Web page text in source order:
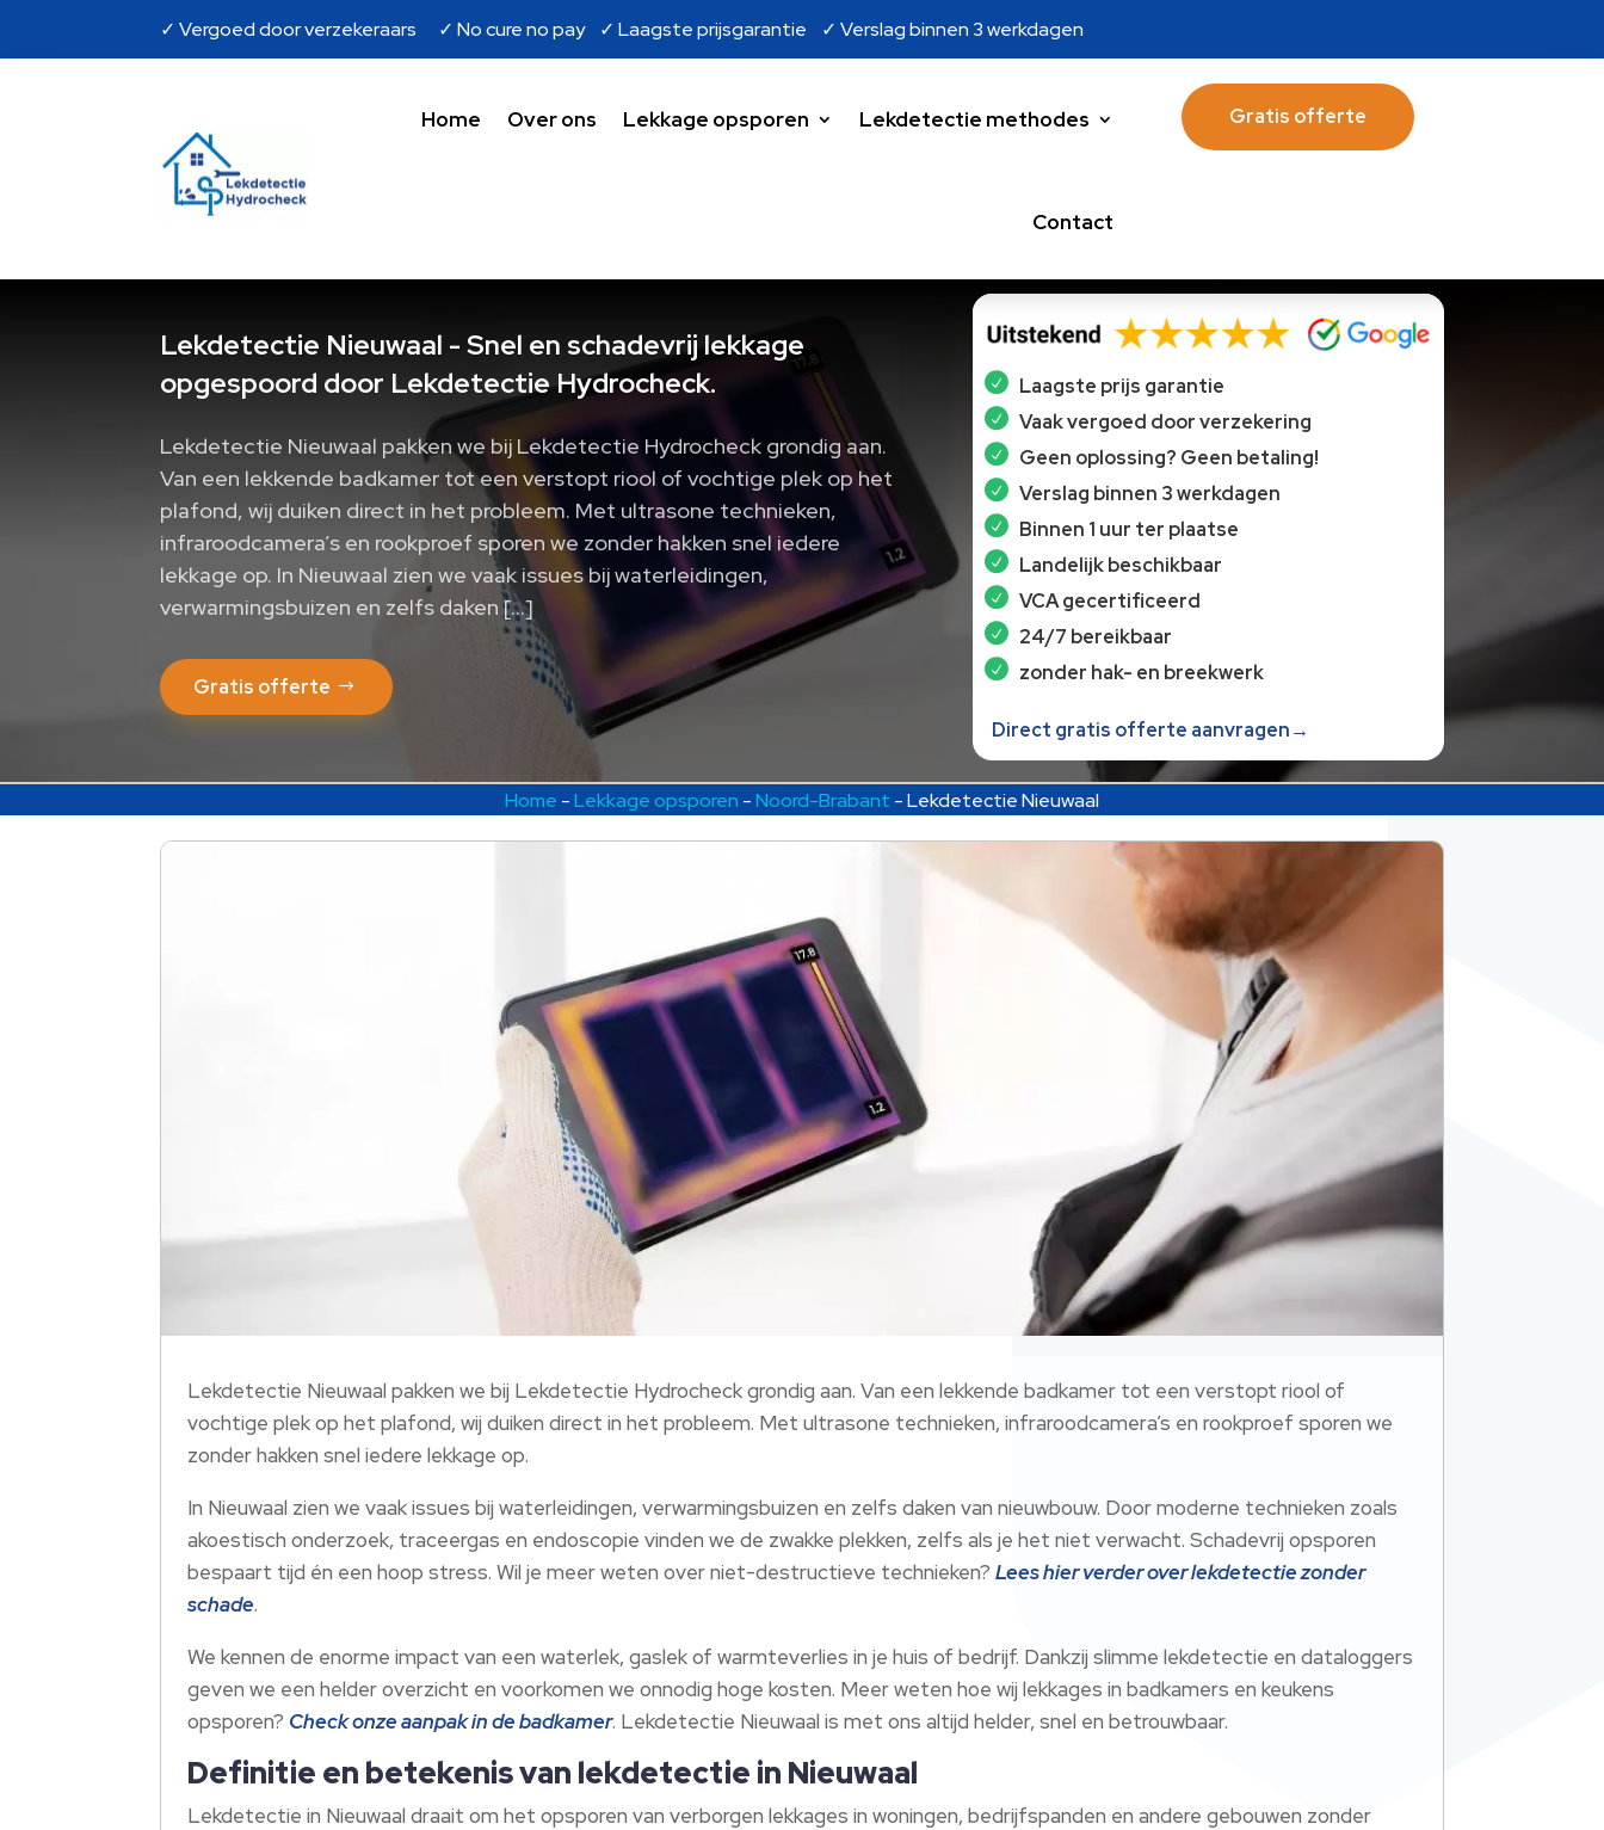
✓ Vergoed door verzekeraars ✓ No cure no pay ✓ Laagste prijsgarantie ✓ Verslag binnen 3 werkdagen
Home Over ons Lekkage opsporen Lekdetectie methodes
Contact
Gratis offerte
Lekdetectie Nieuwaal - Snel en schadevrij lekkage
opgespoord door Lekdetectie Hydrocheck.
Lekdetectie Nieuwaal pakken we bij Lekdetectie Hydrocheck grondig aan.
Van een lekkende badkamer tot een verstopt riool of vochtige plek op het
plafond, wij duiken direct in het probleem. Met ultrasone technieken,
infraroodcamera’s en rookproef sporen we zonder hakken snel iedere
lekkage op. In Nieuwaal zien we vaak issues bij waterleidingen,
verwarmingsbuizen en zelfs daken […]
Gratis offerte
Laagste prijs garantie
Vaak vergoed door verzekering
Geen oplossing? Geen betaling!
Verslag binnen 3 werkdagen
Binnen 1 uur ter plaatse
Landelijk beschikbaar
VCA gecertificeerd
24/7 bereikbaar
zonder hak- en breekwerk
Direct gratis offerte aanvragen→
Home -Lekkage opsporen -Noord-Brabant -Lekdetectie Nieuwaal
Lekdetectie Nieuwaal pakken we bij Lekdetectie Hydrocheck grondig aan. Van een lekkende badkamer tot een verstopt riool of
vochtige plek op het plafond, wij duiken direct in het probleem. Met ultrasone technieken, infraroodcamera’s en rookproef sporen we
zonder hakken snel iedere lekkage op.
In Nieuwaal zien we vaak issues bij waterleidingen, verwarmingsbuizen en zelfs daken van nieuwbouw. Door moderne technieken zoals
akoestisch onderzoek, traceergas en endoscopie vinden we de zwakke plekken, zelfs als je het niet verwacht. Schadevrij opsporen
bespaart tijd én een hoop stress. Wil je meer weten over niet-destructieve technieken?Lees hier verder over lekdetectie zonder
schade.
We kennen de enorme impact van een waterlek, gaslek of warmteverlies in je huis of bedrijf. Dankzij slimme lekdetectie en dataloggers
geven we een helder overzicht en voorkomen we onnodig hoge kosten. Meer weten hoe wij lekkages in badkamers en keukens
opsporen? Check onze aanpak in de badkamer. Lekdetectie Nieuwaal is met ons altijd helder, snel en betrouwbaar.
Definitie en betekenis van lekdetectie in Nieuwaal
Lekdetectie in Nieuwaal draait om het opsporen van verborgen lekkages in woningen, bedrijfspanden en andere gebouwen zonder